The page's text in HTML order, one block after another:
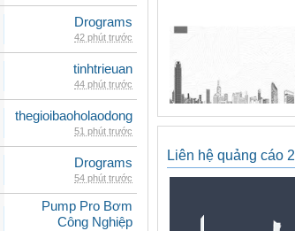
Drograms
42 phút trước
tinhtrieuan
44 phút trước
thegioibaoholaodong
51 phút trước
Drograms
54 phút trước
Pump Pro Bơm
Công Nghiệp
Liên hệ quảng cáo 2